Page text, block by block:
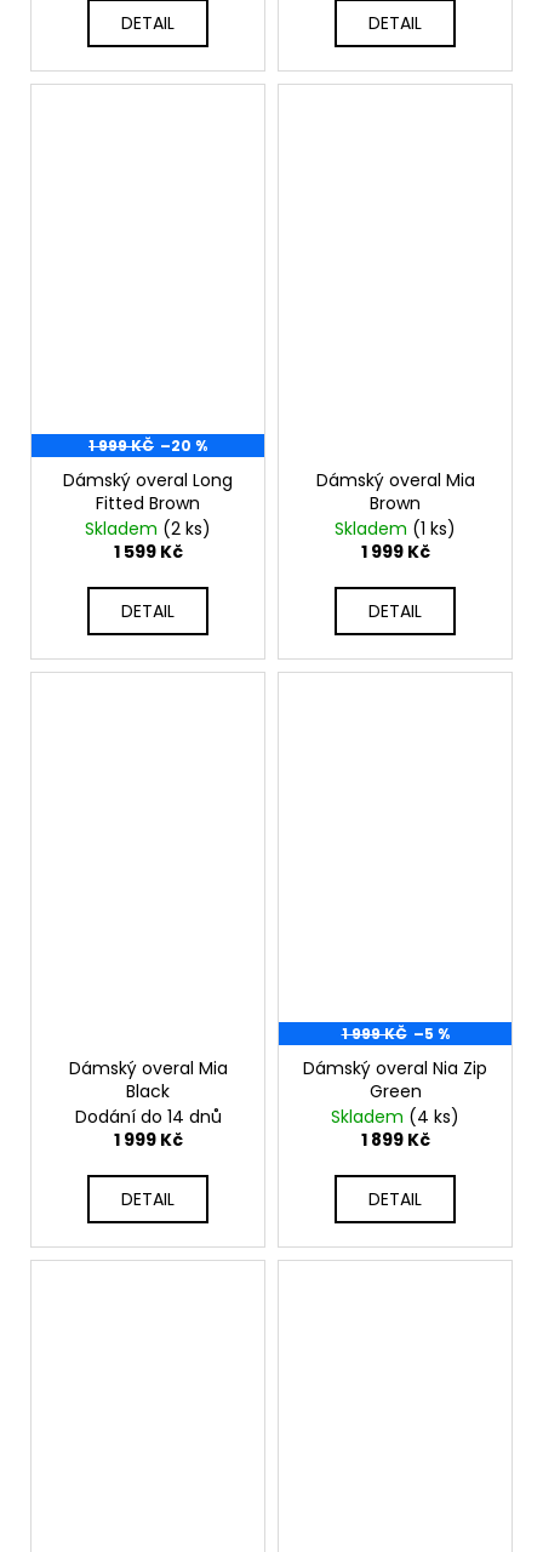
DETAIL DETAIL
1 999 KČ –20 %
Dámský overal Long
Fitted Brown
Skladem (2 ks)
1 599 Kč
DETAIL
Dámský overal Mia
Brown
Skladem (1 ks)
1 999 Kč
DETAIL
Dámský overal Mia
Black
Dodání do 14 dnů
1 999 Kč
DETAIL
1 999 KČ –5 %
Dámský overal Nia Zip
Green
Skladem (4 ks)
1 899 Kč
DETAIL